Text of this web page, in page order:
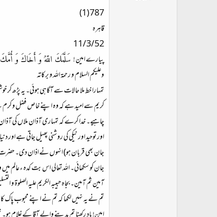
787 (1)
قاہرہ
11/3/52
پیارے امین ! سَلَّمَكَ اللّهُ وَ أَخَاكَ وَ أُمَّكَ
وعلیکم السلام و رحمۃ اللہ و برکاتہ
تمہارا خط ملا حالات سے آگاہی ہوئی۔ یہ پڑھ
کریم سے امید ہے کہ وہ اپنے خاص فضل و کرم سے
چاہیے۔ خدا کرے کہ تمہاری آذان ملاں کی
اور توحید اور نیکی کی روشنی پھیل جاتی ہے
جان بھی قربان ہو) انہوں نے اذان دی۔ حضرت
جان کو سکھائی۔ اللہ تعالی اس بت کدہ ء عالم
آمین ثم آمین۔ بجاہ حبیبہ الکریم علیہ الصلوۃ و
تم نے یہ نہیں لکھا کہ تم نے اپنے محبوب پاک